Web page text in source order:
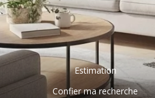
Estimation
Confier ma recherche